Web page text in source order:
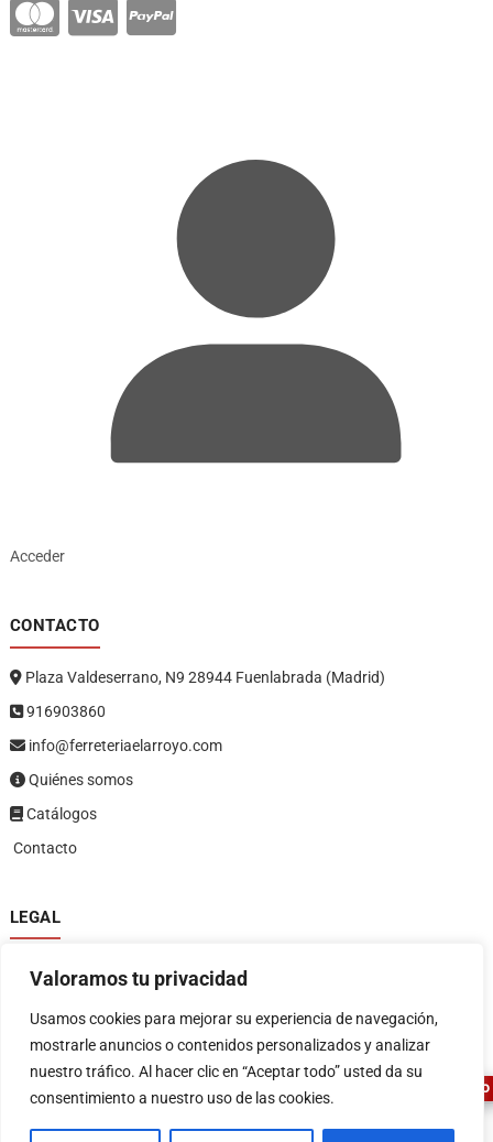
Valoramos tu privacidad
Usamos cookies para mejorar su experiencia de navegación,
mostrarle anuncios o contenidos personalizados y analizar
nuestro tráfico. Al hacer clic en “Aceptar todo” usted da su
consentimiento a nuestro uso de las cookies.
Acceder
CONTACTO
Plaza Valdeserrano, N9 28944 Fuenlabrada (Madrid)
916903860
info@ferreteriaelarroyo.com
Quiénes somos
Catálogos
Contacto
LEGAL
Política de privacidad
Política de devoluciones y reembolsos
Términos y condiciones
ASESOR FERRETERO